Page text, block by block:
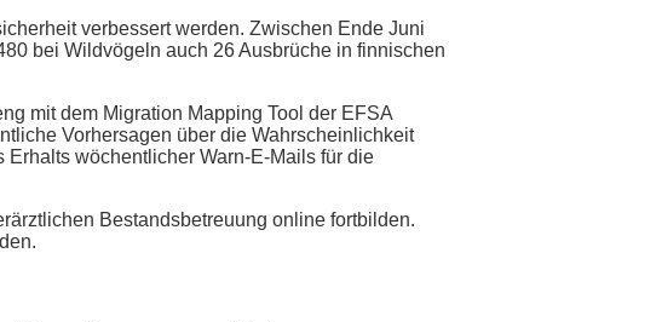
verbessert werden. Zwischen Ende Juni
bei Wildvögeln auch 26 Ausbrüche in finnischen
mit dem Migration Mapping Tool der EFSA
Vorhersagen über die Wahrscheinlichkeit
wöchentlicher Warn-E-Mails für die
Bestandsbetreuung online fortbilden.